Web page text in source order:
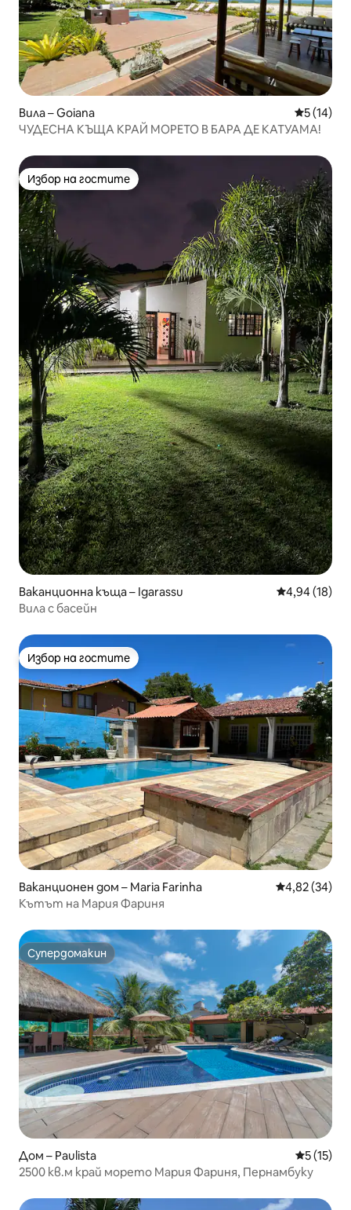
Вила – Goiana Средна
5 (14)
ЧУДЕСНА КЪЩА КРАЙ МОРЕТО В БАРА ДЕ КАТУАМА!
Избор на гостите
Избор на гостите
Ваканционна къща – Igarassu Средна
4,94 (18)
Вила с басейн
Избор на гостите
Избор на гостите
Ваканционен дом – Maria Farinha Средна
4,82 (34)
Кътът на Мария Фариня
Супердомакин
Супердомакин
Дом – Paulista Средна
5 (15)
2500 кв.м край морето Мария Фариня, Пернамбуку